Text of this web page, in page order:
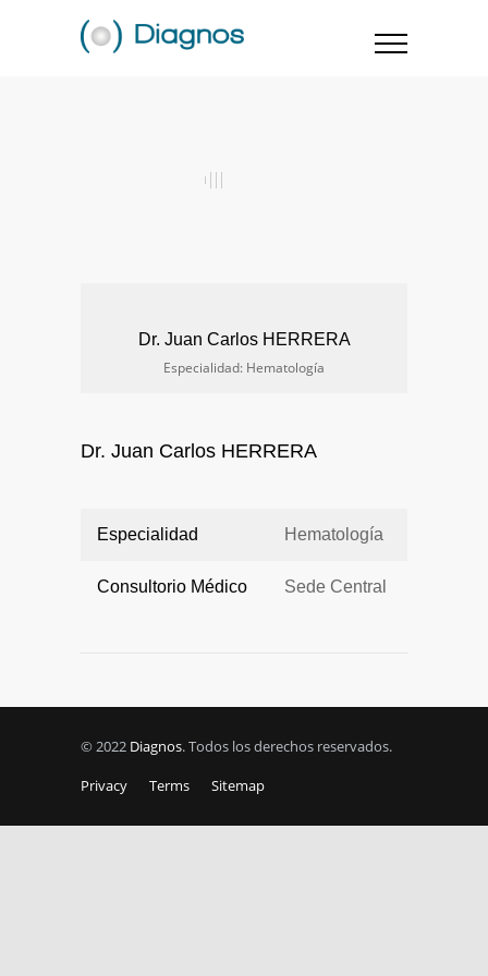
Dr. Juan Carlos HERRERA
Especialidad: Hematología
Dr. Juan Carlos HERRERA
Especialidad Hematología
Consultorio Médico Sede Central
© 2022 Diagnos. Todos los derechos reservados.
Privacy
Terms Sitemap